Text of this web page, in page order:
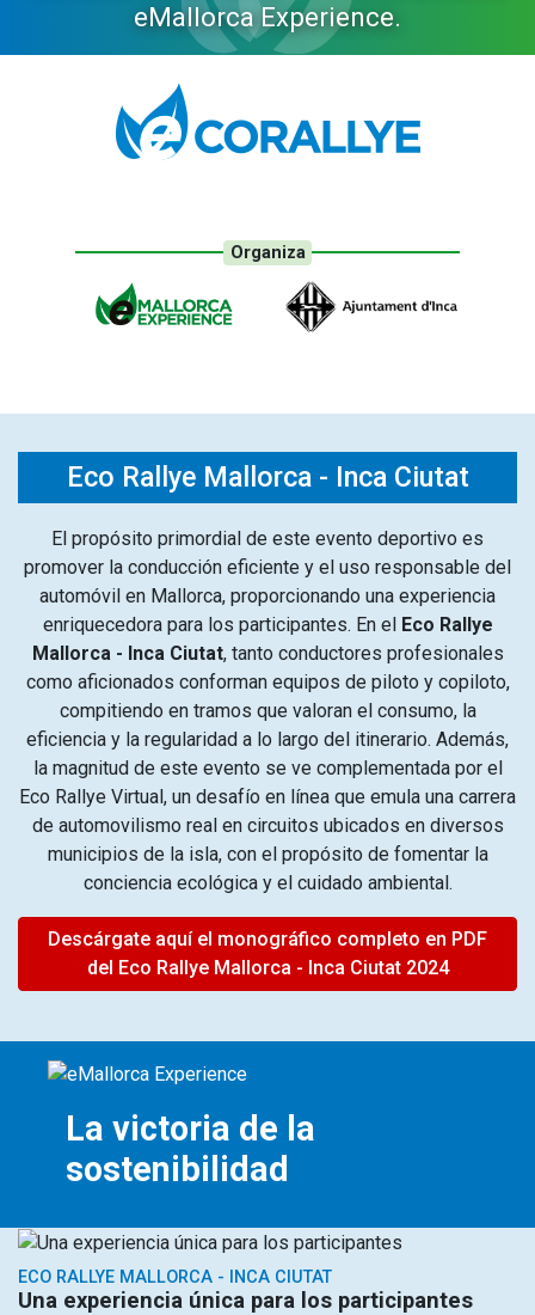
eMallorca Experience.
Organiza
Eco Rallye Mallorca - Inca Ciutat
El propósito primordial de este evento deportivo es
promover la conducción eficiente y el uso responsable del
automóvil en Mallorca, proporcionando una experiencia
enriquecedora para los participantes. En el Eco Rallye
Mallorca - Inca Ciutat, tanto conductores profesionales
como aficionados conforman equipos de piloto y copiloto,
compitiendo en tramos que valoran el consumo, la
eficiencia y la regularidad a lo largo del itinerario. Además,
la magnitud de este evento se ve complementada por el
Eco Rallye Virtual, un desafío en línea que emula una carrera
de automovilismo real en circuitos ubicados en diversos
municipios de la isla, con el propósito de fomentar la
conciencia ecológica y el cuidado ambiental.
Descárgate aquí el monográfico completo en PDF
del Eco Rallye Mallorca - Inca Ciutat 2024
La victoria de la
sostenibilidad
ECO RALLYE MALLORCA - INCA CIUTAT
Una experiencia única para los participantes